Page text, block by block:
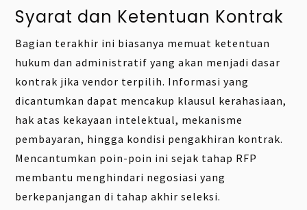
Syarat dan Ketentuan Kontrak
Bagian terakhir ini biasanya memuat ketentuan
hukum dan administratif yang akan menjadi dasar
kontrak jika vendor terpilih. Informasi yang
dicantumkan dapat mencakup klausul kerahasiaan,
hak atas kekayaan intelektual, mekanisme
pembayaran, hingga kondisi pengakhiran kontrak.
Mencantumkan poin-poin ini sejak tahap RFP
membantu menghindari negosiasi yang
berkepanjangan di tahap akhir seleksi.